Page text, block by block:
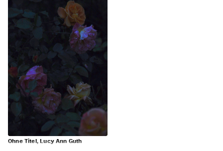
Ohne Titel, Lucy Ann Guth